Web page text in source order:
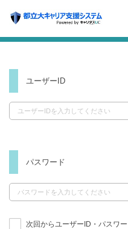
ユーザーID
パスワード
次回からユーザーID・パスワ